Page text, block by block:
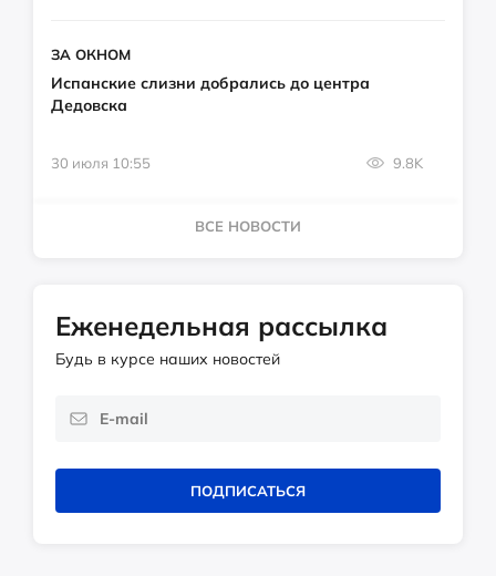
ЗА ОКНОМ
Испанские слизни добрались до центра
Дедовска
30 июля 10:55 9.8K
ВСЕ НОВОСТИ
Еженедельная рассылка
Будь в курсе наших новостей
ПОДПИСАТЬСЯ